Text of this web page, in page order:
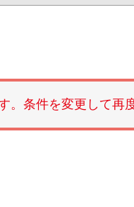
。条件を変更して再